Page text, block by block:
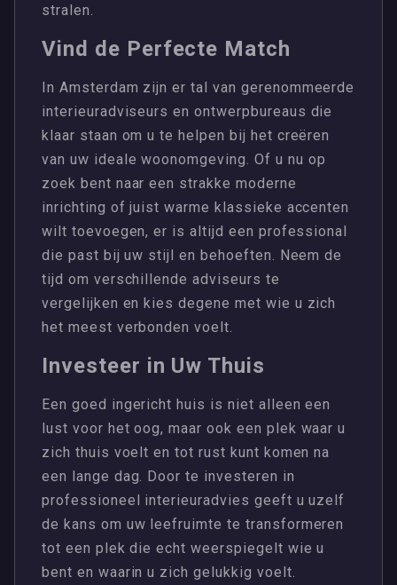
stralen.
Vind de Perfecte Match
In Amsterdam zijn er tal van gerenommeerde
interieuradviseurs en ontwerpbureaus die
klaar staan om u te helpen bij het creëren
van uw ideale woonomgeving. Of u nu op
zoek bent naar een strakke moderne
inrichting of juist warme klassieke accenten
wilt toevoegen, er is altijd een professional
die past bij uw stijl en behoeften. Neem de
tijd om verschillende adviseurs te
vergelijken en kies degene met wie u zich
het meest verbonden voelt.
Investeer in Uw Thuis
Een goed ingericht huis is niet alleen een
lust voor het oog, maar ook een plek waar u
zich thuis voelt en tot rust kunt komen na
een lange dag. Door te investeren in
professioneel interieuradvies geeft u uzelf
de kans om uw leefruimte te transformeren
tot een plek die echt weerspiegelt wie u
bent en waarin u zich gelukkig voelt.